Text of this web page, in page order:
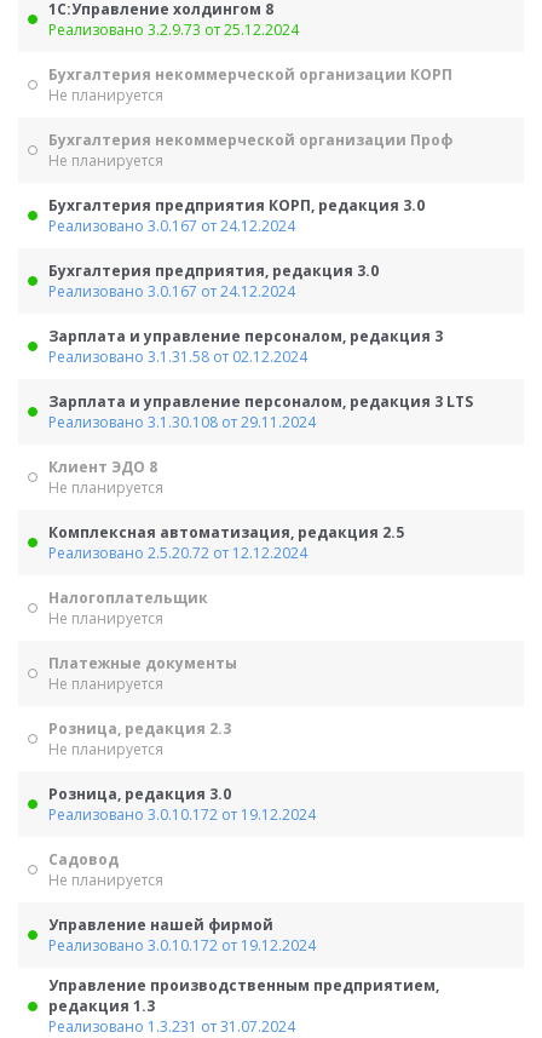
1С:Управление холдингом 8
Реализовано 3.2.9.73 от 25.12.2024
Бухгалтерия некоммерческой организации КОРП
Не планируется
Бухгалтерия некоммерческой организации Проф
Не планируется
Бухгалтерия предприятия КОРП, редакция 3.0
Реализовано 3.0.167 от 24.12.2024
Бухгалтерия предприятия, редакция 3.0
Реализовано 3.0.167 от 24.12.2024
Зарплата и управление персоналом, редакция 3
Реализовано 3.1.31.58 от 02.12.2024
Зарплата и управление персоналом, редакция 3 LTS
Реализовано 3.1.30.108 от 29.11.2024
Клиент ЭДО 8
Не планируется
Комплексная автоматизация, редакция 2.5
Реализовано 2.5.20.72 от 12.12.2024
Налогоплательщик
Не планируется
Платежные документы
Не планируется
Розница, редакция 2.3
Не планируется
Розница, редакция 3.0
Реализовано 3.0.10.172 от 19.12.2024
Садовод
Не планируется
Управление нашей фирмой
Реализовано 3.0.10.172 от 19.12.2024
Управление производственным предприятием,
редакция 1.3
Реализовано 1.3.231 от 31.07.2024